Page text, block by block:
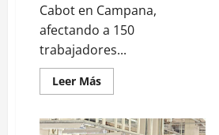
Cabot en Campana,
afectando a 150
trabajadores...
Leer MásLeer
más
SE